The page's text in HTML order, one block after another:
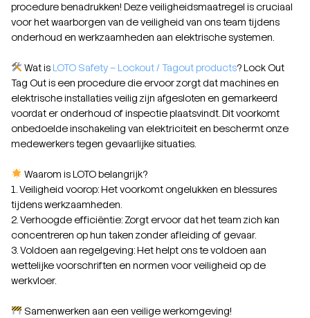
procedure benadrukken! Deze veiligheidsmaatregel is cruciaal
voor het waarborgen van de veiligheid van ons team tijdens
onderhoud en werkzaamheden aan elektrische systemen.
Wat is LOTO Safety – Lockout / Tagout products? Lock Out
Tag Out is een procedure die ervoor zorgt dat machines en
elektrische installaties veilig zijn afgesloten en gemarkeerd
voordat er onderhoud of inspectie plaatsvindt. Dit voorkomt
onbedoelde inschakeling van elektriciteit en beschermt onze
medewerkers tegen gevaarlijke situaties.
Waarom is LOTO belangrijk?
1. Veiligheid voorop: Het voorkomt ongelukken en blessures
tijdens werkzaamheden.
2. Verhoogde efficiëntie: Zorgt ervoor dat het team zich kan
concentreren op hun taken zonder afleiding of gevaar.
3. Voldoen aan regelgeving: Het helpt ons te voldoen aan
wettelijke voorschriften en normen voor veiligheid op de
werkvloer.
Samenwerken aan een veilige werkomgeving!